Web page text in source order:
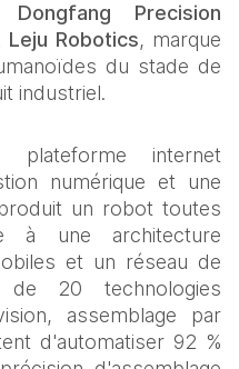
Dongfang Precision
Robotics, marque
du stade de
industriel.
internet
numérique et une
un robot toutes
à une architecture
et un réseau de
de 20 technologies
assemblage par
d'automatiser 92 %